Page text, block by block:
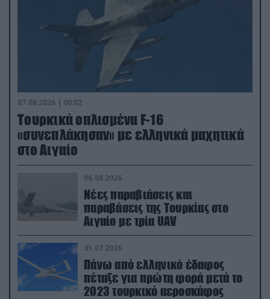
07.08.2026 | 00:02
Τουρκικά οπλισμένα F-16
«συνεπλάκησαν» με ελληνικά μαχητικά
στο Αιγαίο
06.08.2026
Νέες παραβιάσεις και
παραβάσεις της Τουρκίας στο
Αιγαίο με τρία UAV
31.07.2026
Πάνω από ελληνικό έδαφος
πέταξε για πρώτη φορά μετά το
2023 τουρκικό αεροσκάφος